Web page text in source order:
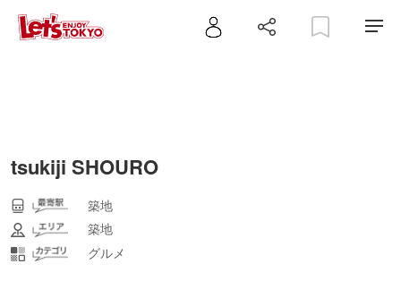
tsukiji SHOURO
築地
築地
グルメ